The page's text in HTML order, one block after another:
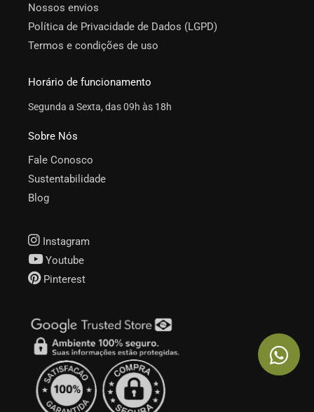
Nossos envios
Política de Privacidade de Dados (LGPD)
Termos e condições de uso
Horário de funcionamento
Segunda a Sexta, das 09h às 18h
Sobre Nós
Fale Conosco
Sustentabilidade
Blog
Instagram
Youtube
Pinterest